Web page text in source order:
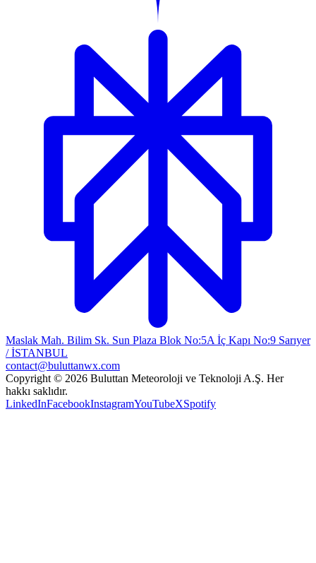
Maslak Mah. Bilim Sk. Sun Plaza Blok No:5A İç Kapı No:9 Sarıyer
/ İSTANBUL
contact@buluttanwx.com
Copyright © 2026 Buluttan Meteoroloji ve Teknoloji A.Ş. Her
hakkı saklıdır.
LinkedInFacebookInstagramYouTubeXSpotify